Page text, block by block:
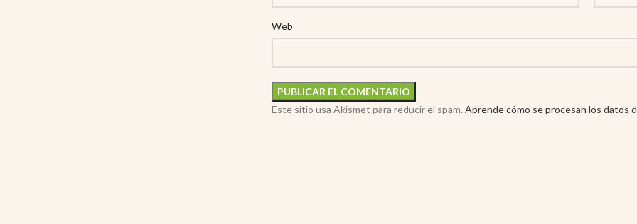
Web
Este sitio usa Akismet para reducir el spam. Aprende cómo se procesan los datos